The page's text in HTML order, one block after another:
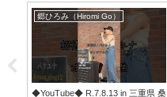
郷ひろみ（Hiromi Go）
◆YouTube◆ R.7.8.13 in 三重県 桑